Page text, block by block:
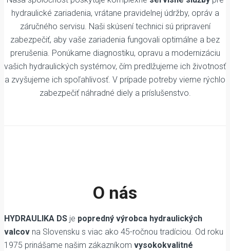
hydraulické zariadenia, vrátane pravidelnej údržby, opráv a
záručného servisu. Naši skúsení technici sú pripravení
zabezpečiť, aby vaše zariadenia fungovali optimálne a bez
prerušenia. Ponúkame diagnostiku, opravu a modernizáciu
vašich hydraulických systémov, čím predlžujeme ich životnosť
a zvyšujeme ich spoľahlivosť. V prípade potreby vieme rýchlo
zabezpečiť náhradné diely a príslušenstvo.
O nás
HYDRAULIKA DS je popredný výrobca hydraulických
valcov na Slovensku s viac ako 45-ročnou tradíciou. Od roku
1975 prinášame našim zákazníkom vysokokvalitné